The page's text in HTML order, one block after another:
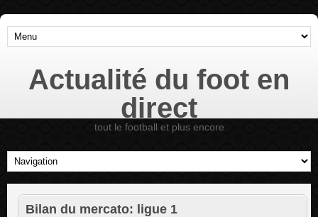
Actualité du foot en
direct
tout le football et plus encore
Bilan du mercato: ligue 1